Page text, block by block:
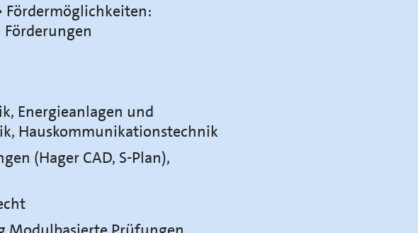
Fördermöglichkeiten:
Energieanlagen und
Hauskommunikationstechnik
(Hager CAD, S-Plan),